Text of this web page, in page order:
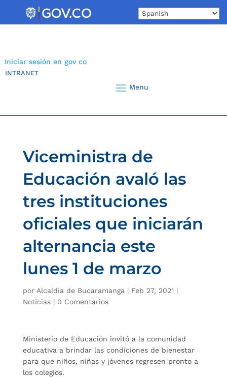
Iniciar sesión en gov co
INTRANET
Viceministra de
Educación avaló las
tres instituciones
oficiales que iniciarán
alternancia este
lunes 1 de marzo
por Alcaldía de Bucaramanga | Feb 27, 2021 |
Noticias| 0 Comentarios
Ministerio de Educación invitó a la comunidad
educativa a brindar las condiciones de bienestar
para que niños, niñas y jóvenes regresen pronto a
los colegios.